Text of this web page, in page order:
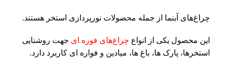
چراغ‌های آبنما از جمله محصولات نورپردازی استخر هستند.
این محصول یکی از انواع چراغ‌های فوره ای جهت روشنایی
استخرها، پارک ها، باغ ها، میادین و فواره ای کاربرد دارد.